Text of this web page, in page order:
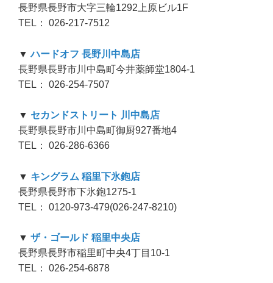
長野県長野市大字三輪1292上原ビル1F
TEL： 026-217-7512
▼ ハードオフ 長野川中島店
長野県長野市川中島町今井薬師堂1804-1
TEL： 026-254-7507
▼ セカンドストリート 川中島店
長野県長野市川中島町御厨927番地4
TEL： 026-286-6366
▼ キングラム 稲里下氷鉋店
長野県長野市下氷鉋1275-1
TEL： 0120-973-479(026-247-8210)
▼ ザ・ゴールド 稲里中央店
長野県長野市稲里町中央4丁目10-1
TEL： 026-254-6878